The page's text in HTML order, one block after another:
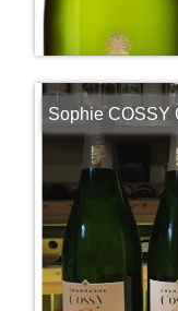
Sophie COSSY